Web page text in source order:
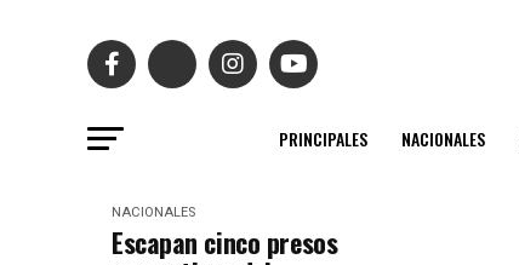
PRINCIPALES NACIONALES
NACIONALES
Escapan cinco presos